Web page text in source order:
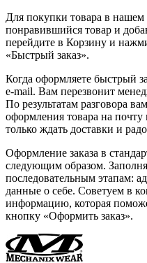
Для покупки товара в нашем
понравившийся товар и
перейдите в Корзину и
«Быстрый заказ».
Когда оформляете быстрый
e-mail. Вам перезвонит
По результатам разговора
оформления товара на
только ждать доставки и
Оформление заказа в
следующим образом.
последовательным этапам:
данные о себе. Советуем в
информацию, которая
кнопку «Оформить заказ».